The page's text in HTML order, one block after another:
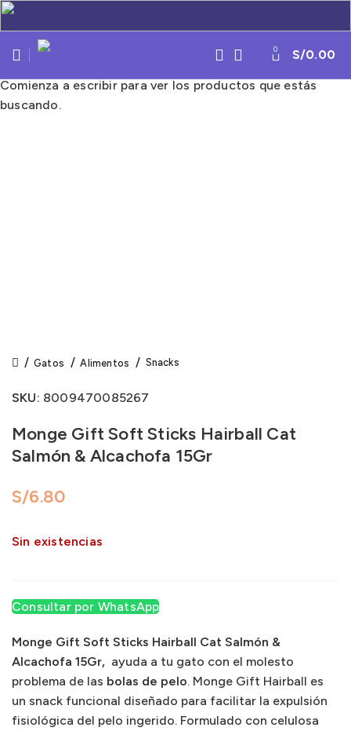
0 S/0.00
Gatos Alimentos Snacks
SKU: 8009470085267
Monge Gift Soft Sticks Hairball Cat
Salmón & Alcachofa 15Gr
S/
Sin existencias
Consultar por WhatsApp
Monge Gift Soft Sticks Hairball Cat Salmón &
Alcachofa 15Gr, ayuda a tu gato con el molesto
problema de las bolas de pelo. Monge Gift Hairball es
un snack funcional diseñado para facilitar la expulsión
fisiológica del pelo ingerido. Formulado con celulosa
Comienza a escribir para ver los productos que estás
buscando.